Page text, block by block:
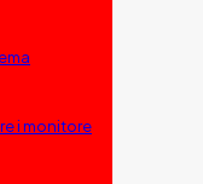
i monitore